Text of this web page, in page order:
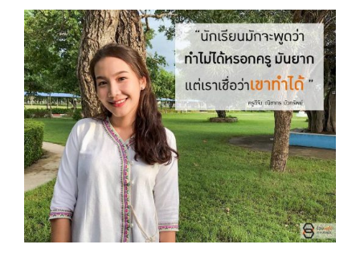
อ
น
ย
า
ข
ม
”